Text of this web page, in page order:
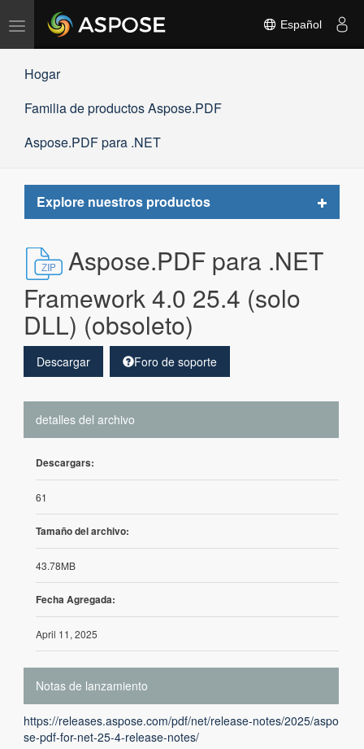
Alternar
navegación
Español
Hogar
Familia de productos Aspose.PDF
Aspose.PDF para .NET
Explore nuestros productos
Toggle
Aspose.PDF para .NET
Framework 4.0 25.4 (solo
DLL) (obsoleto)
Descargar Foro de soporte
detalles del archivo
Descargars:
61
Tamaño del archivo:
43.78MB
Fecha Agregada:
April 11, 2025
Notas de lanzamiento
https://releases.aspose.com/pdf/net/release-notes/2025/aspo
se-pdf-for-net-25-4-release-notes/